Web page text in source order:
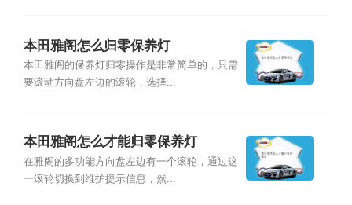
本田雅阁怎么归零保养灯
本田雅阁的保养灯归零操作是非常简单的，只需
要滚动方向盘左边的滚轮，选择...
本田雅阁怎么才能归零保养灯
在雅阁的多功能方向盘左边有一个滚轮，通过这
一滚轮切换到维护提示信息，然...